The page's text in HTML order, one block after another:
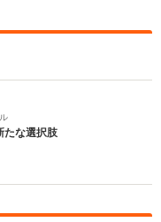
たな選択肢